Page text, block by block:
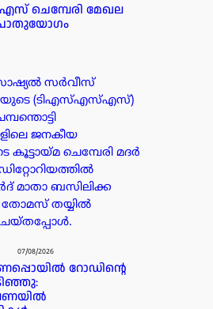
ചെമ്പേരി മേഖല
സർവീസ്
(ടിഎസ്എസ്എസ്)
ജനകീയ
ചെമ്പേരി മദർ
മാതാ ബസിലിക്ക
തോമസ് തയ്യിൽ
07/08/2026
റോഡിന്റെ